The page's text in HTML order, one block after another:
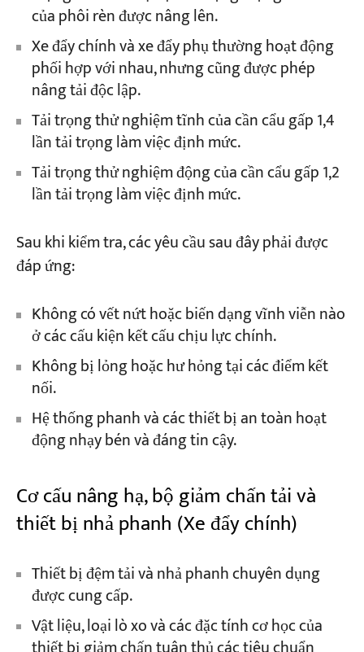
của phôi rèn được nâng lên.
Xe đẩy chính và xe đẩy phụ thường hoạt động
phối hợp với nhau, nhưng cũng được phép
nâng tải độc lập.
Tải trọng thử nghiệm tĩnh của cần cẩu gấp 1,4
lần tải trọng làm việc định mức.
Tải trọng thử nghiệm động của cần cẩu gấp 1,2
lần tải trọng làm việc định mức.
Sau khi kiểm tra, các yêu cầu sau đây phải được
đáp ứng:
Không có vết nứt hoặc biến dạng vĩnh viễn nào
ở các cấu kiện kết cấu chịu lực chính.
Không bị lỏng hoặc hư hỏng tại các điểm kết
nối.
Hệ thống phanh và các thiết bị an toàn hoạt
động nhạy bén và đáng tin cậy.
Cơ cấu nâng hạ, bộ giảm chấn tải và
thiết bị nhả phanh (Xe đẩy chính)
Thiết bị đệm tải và nhả phanh chuyên dụng
được cung cấp.
Vật liệu, loại lò xo và các đặc tính cơ học của